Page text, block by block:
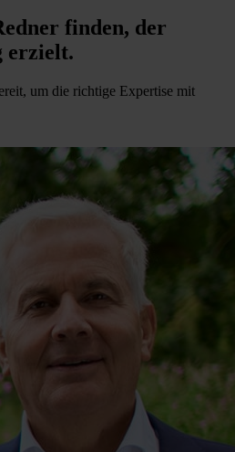
finden, der
erzielt.
um die richtige Expertise mit